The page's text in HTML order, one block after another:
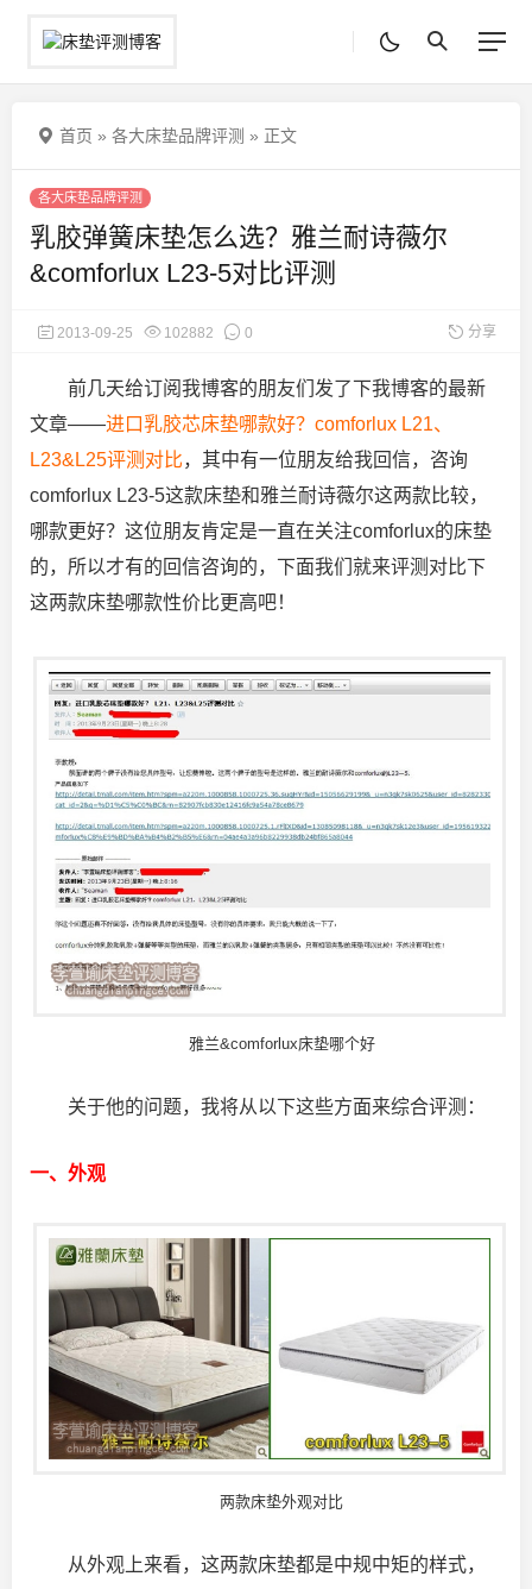
首页 » 各大床垫品牌评测 » 正文
各大床垫品牌评测
乳胶弹簧床垫怎么选？雅兰耐诗薇尔
&comforlux L23-5对比评测
2013-09-25 102882 0 分享
前几天给订阅我博客的朋友们发了下我博客的最新
文章——进口乳胶芯床垫哪款好？comforlux L21、
L23&L25评测对比，其中有一位朋友给我回信，咨询
comforlux L23-5这款床垫和雅兰耐诗薇尔这两款比较，
哪款更好？这位朋友肯定是一直在关注comforlux的床垫
的，所以才有的回信咨询的，下面我们就来评测对比下
这两款床垫哪款性价比更高吧！
雅兰&comforlux床垫哪个好
关于他的问题，我将从以下这些方面来综合评测：
一、外观
两款床垫外观对比
从外观上来看，这两款床垫都是中规中矩的样式，